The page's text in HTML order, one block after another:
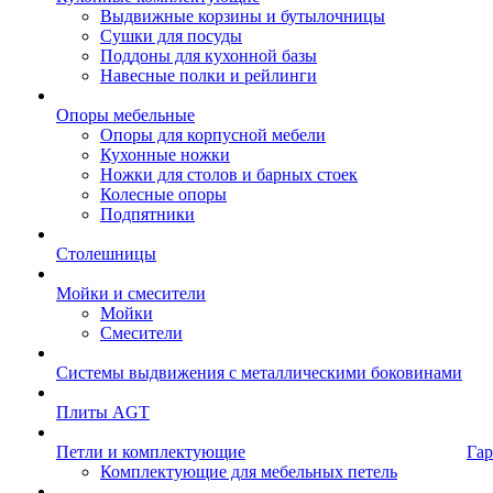
Выдвижные корзины и бутылочницы
Сушки для посуды
Поддоны для кухонной базы
Навесные полки и рейлинги
Опоры мебельные
Опоры для корпусной мебели
Кухонные ножки
Ножки для столов и барных стоек
Колесные опоры
Подпятники
Столешницы
Мойки и смесители
Мойки
Смесители
Системы выдвижения с металлическими боковинами
Плиты AGT
Петли и комплектующие
Комплектующие для мебельных петель